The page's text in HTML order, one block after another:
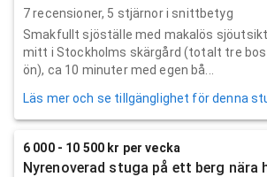
7recensioner, 5 stjärnor i snittbetyg
Smakfullt sjöställe med makalös
mitt i Stockholms skärgård (totalt tre
ön), ca 10 minuter med egen bå...
Läs mer och se tillgänglighet för denna
6 000 - 10 500 kr per vecka
Nyrenoverad stuga på ett berg nära